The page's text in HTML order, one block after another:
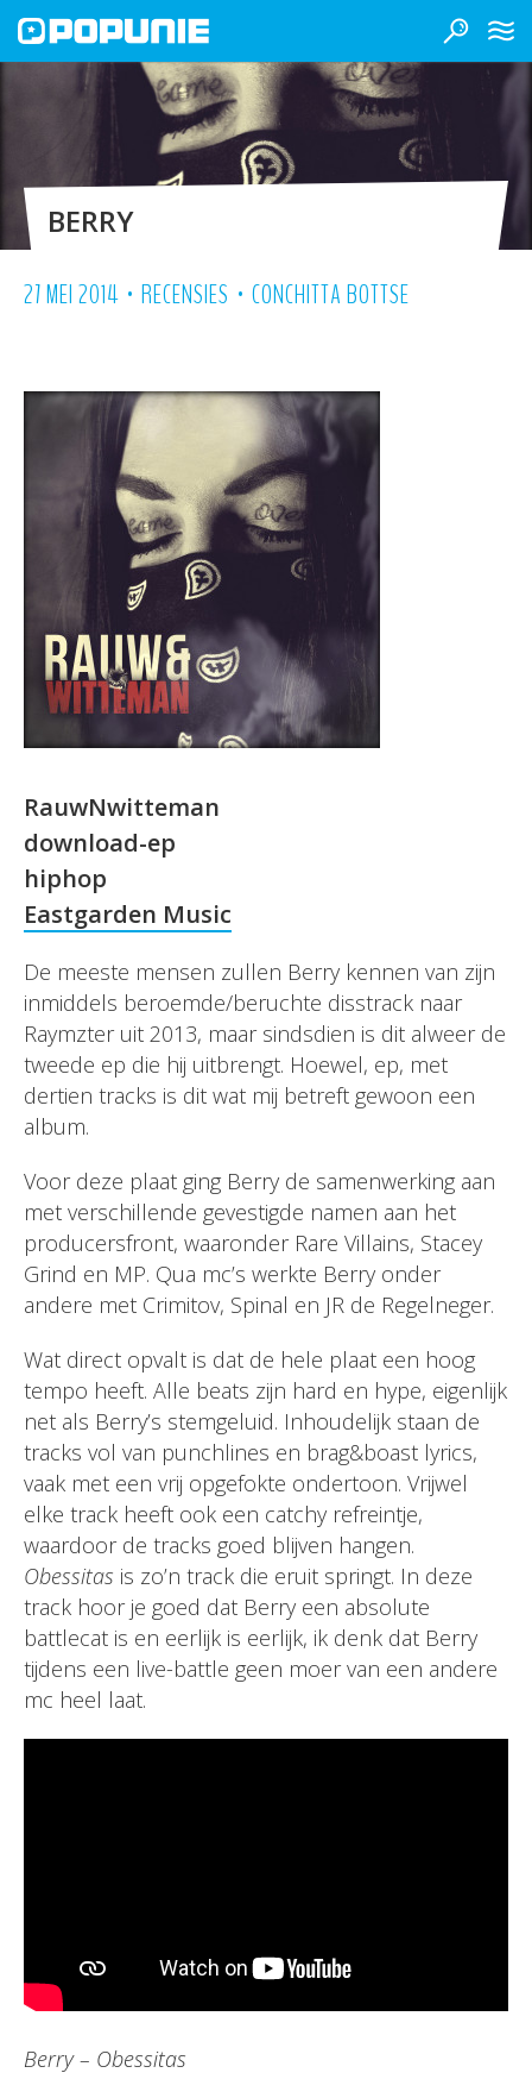
BERRY
27 MEI 2014 • RECENSIES • CONCHITTA BOTTSE
RauwNwitteman
download-ep
hiphop
Eastgarden Music
De meeste mensen zullen Berry kennen van zijn
inmiddels beroemde/beruchte disstrack naar
Raymzter uit 2013, maar sindsdien is dit alweer de
tweede ep die hij uitbrengt. Hoewel, ep, met
dertien tracks is dit wat mij betreft gewoon een
album.
Voor deze plaat ging Berry de samenwerking aan
met verschillende gevestigde namen aan het
producersfront, waaronder Rare Villains, Stacey
Grind en MP. Qua mc’s werkte Berry onder
andere met Crimitov, Spinal en JR de Regelneger.
Wat direct opvalt is dat de hele plaat een hoog
tempo heeft. Alle beats zijn hard en hype, eigenlijk
net als Berry’s stemgeluid. Inhoudelijk staan de
tracks vol van punchlines en brag&boast lyrics,
vaak met een vrij opgefokte ondertoon. Vrijwel
elke track heeft ook een catchy refreintje,
waardoor de tracks goed blijven hangen.
Obessitas is zo’n track die eruit springt. In deze
track hoor je goed dat Berry een absolute
battlecat is en eerlijk is eerlijk, ik denk dat Berry
tijdens een live-battle geen moer van een andere
mc heel laat.
Berry – Obessitas